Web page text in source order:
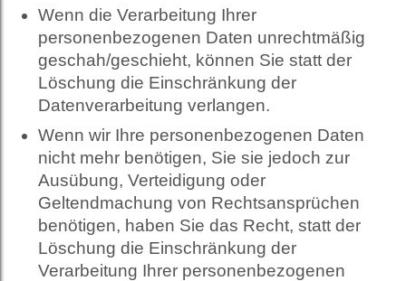
Wenn die Verarbeitung Ihrer
personenbezogenen Daten unrechtmäßig
geschah/geschieht, können Sie statt der
Löschung die Einschränkung der
Datenverarbeitung verlangen.
Wenn wir Ihre personenbezogenen Daten
nicht mehr benötigen, Sie sie jedoch zur
Ausübung, Verteidigung oder
Geltendmachung von Rechtsansprüchen
benötigen, haben Sie das Recht, statt der
Löschung die Einschränkung der
Verarbeitung Ihrer personenbezogenen